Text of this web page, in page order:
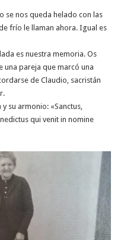
se nos queda helado con las
frío le llaman ahora. Igual es
es nuestra memoria. Os
pareja que marcó una
de Claudio, sacristán
su armonio: «Sanctus,
qui venit in nomine